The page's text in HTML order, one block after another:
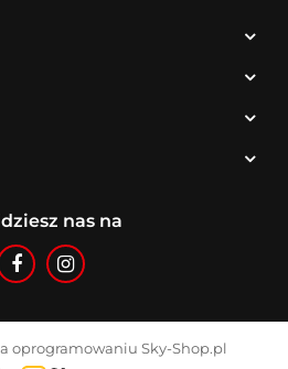
nas na
oprogramowaniu Sky-Shop.pl